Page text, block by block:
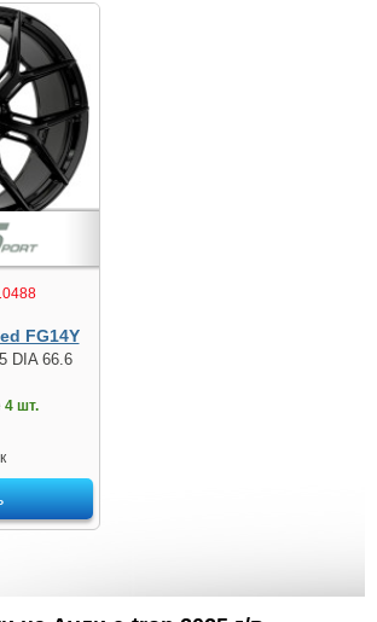
FG14Y
DIA 66.6
4 шт.